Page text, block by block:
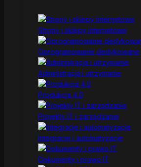
Strony i sklepy internetowe
Oprogramowanie dedykowane
Administracja i utrzymanie
Produkcja 4.0
Projekty IT i zarządzanie
Integracje i automatyzacje
Dokumenty i prawo IT